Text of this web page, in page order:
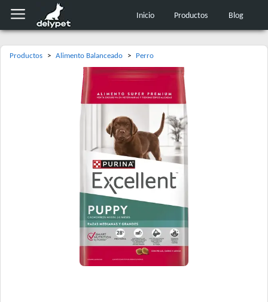
Inicio Productos Blog
Productos > Alimento Balanceado > Perro